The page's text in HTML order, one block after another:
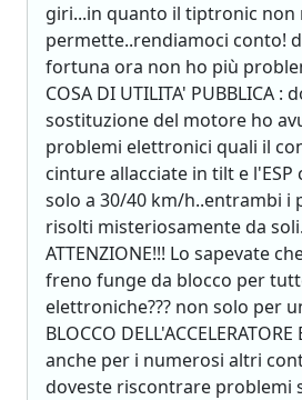
giri...in quanto il tiptronic non
permette..rendiamoci conto!
fortuna ora non ho più
COSA DI UTILITA' PUBBLICA :
sostituzione del motore ho
problemi elettronici quali il
cinture allacciate in tilt e l'ESP
solo a 30/40 km/h..entrambi i
risolti misteriosamente da
ATTENZIONE!!! Lo sapevate
freno funge da blocco per
elettroniche??? non solo per
BLOCCO
anche per i numerosi altri
doveste riscontrare problemi